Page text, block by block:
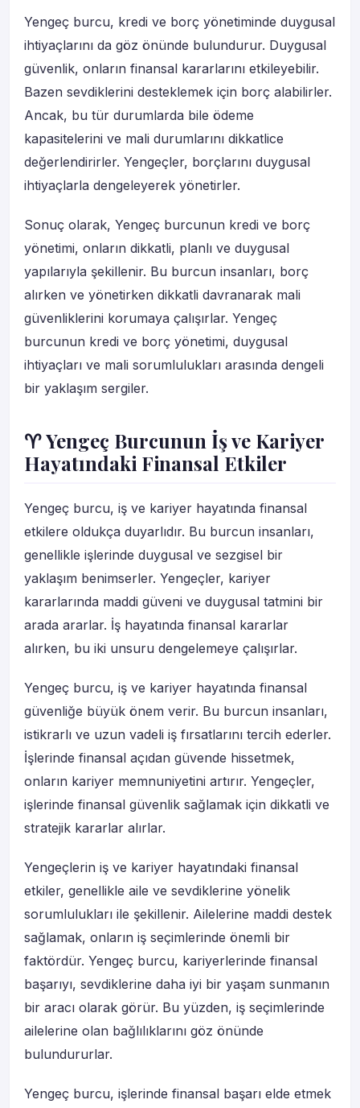
Yengeç burcu, kredi ve borç yönetiminde duygusal
ihtiyaçlarını da göz önünde bulundurur. Duygusal
güvenlik, onların finansal kararlarını etkileyebilir.
Bazen sevdiklerini desteklemek için borç alabilirler.
Ancak, bu tür durumlarda bile ödeme
kapasitelerini ve mali durumlarını dikkatlice
değerlendirirler. Yengeçler, borçlarını duygusal
ihtiyaçlarla dengeleyerek yönetirler.
Sonuç olarak, Yengeç burcunun kredi ve borç
yönetimi, onların dikkatli, planlı ve duygusal
yapılarıyla şekillenir. Bu burcun insanları, borç
alırken ve yönetirken dikkatli davranarak mali
güvenliklerini korumaya çalışırlar. Yengeç
burcunun kredi ve borç yönetimi, duygusal
ihtiyaçları ve mali sorumlulukları arasında dengeli
bir yaklaşım sergiler.
♈ Yengeç Burcunun İş ve Kariyer
Hayatındaki Finansal Etkiler
Yengeç burcu, iş ve kariyer hayatında finansal
etkilere oldukça duyarlıdır. Bu burcun insanları,
genellikle işlerinde duygusal ve sezgisel bir
yaklaşım benimserler. Yengeçler, kariyer
kararlarında maddi güveni ve duygusal tatmini bir
arada ararlar. İş hayatında finansal kararlar
alırken, bu iki unsuru dengelemeye çalışırlar.
Yengeç burcu, iş ve kariyer hayatında finansal
güvenliğe büyük önem verir. Bu burcun insanları,
istikrarlı ve uzun vadeli iş fırsatlarını tercih ederler.
İşlerinde finansal açıdan güvende hissetmek,
onların kariyer memnuniyetini artırır. Yengeçler,
işlerinde finansal güvenlik sağlamak için dikkatli ve
stratejik kararlar alırlar.
Yengeçlerin iş ve kariyer hayatındaki finansal
etkiler, genellikle aile ve sevdiklerine yönelik
sorumlulukları ile şekillenir. Ailelerine maddi destek
sağlamak, onların iş seçimlerinde önemli bir
faktördür. Yengeç burcu, kariyerlerinde finansal
başarıyı, sevdiklerine daha iyi bir yaşam sunmanın
bir aracı olarak görür. Bu yüzden, iş seçimlerinde
ailelerine olan bağlılıklarını göz önünde
bulundururlar.
Yengeç burcu, işlerinde finansal başarı elde etmek